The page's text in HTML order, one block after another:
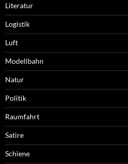
Literatur
Logistik
Luft
Modellbahn
Natur
Politik
Raumfahrt
Satire
Schiene